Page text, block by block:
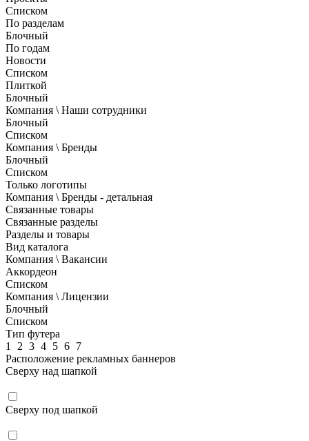
Списком
По разделам
Блочный
По годам
Новости
Списком
Плиткой
Блочный
Компания \ Наши сотрудники
Блочный
Списком
Компания \ Бренды
Блочный
Списком
Только логотипы
Компания \ Бренды - детальная
Связанные товары
Связанные разделы
Разделы и товары
Вид каталога
Компания \ Вакансии
Аккордеон
Списком
Компания \ Лицензии
Блочный
Списком
Тип футера
1
2 3 4 5 6 7
Расположение рекламных баннеров
Сверху над шапкой
Сверху под шапкой